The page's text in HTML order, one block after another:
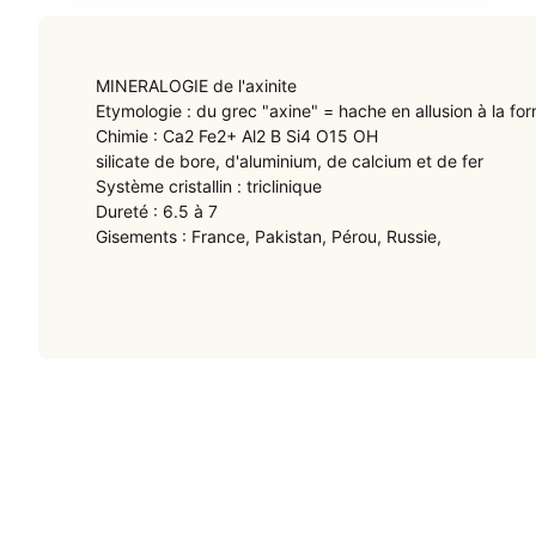
MINERALOGIE de l'axinite
Etymologie : du grec "axine" = hache en allusion à la
Chimie : Ca2 Fe2+ Al2 B Si4 O15 OH
silicate de bore, d'aluminium, de calcium et de fer
Système cristallin : triclinique
Dureté : 6.5 à 7
Gisements : France, Pakistan, Pérou, Russie,